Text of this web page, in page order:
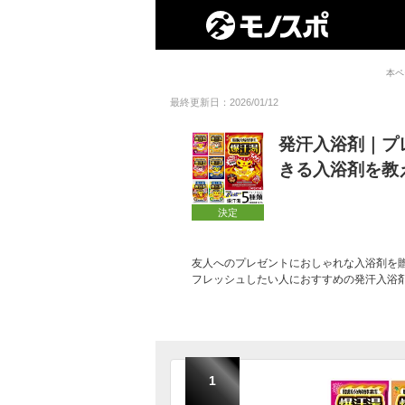
本
最終更新日：2026/01/12
決定
発汗入浴剤｜プ
きる入浴剤を教
友人へのプレゼントにおしゃれな入浴剤を
フレッシュしたい人におすすめの発汗入浴
1